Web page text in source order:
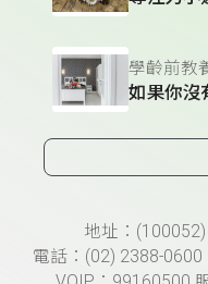
學齡前教
如果你沒
頁尾資訊地址：
電話：(02) 2388-